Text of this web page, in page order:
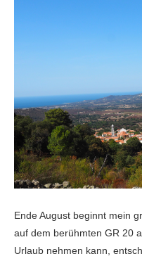
Ende August beginnt mein
auf dem berühmten GR 20
Urlaub nehmen kann,